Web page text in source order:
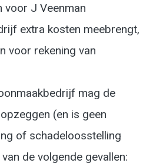
voor J Veenman
extra kosten meebrengt,
voor rekening van
mag de
(en is geen
of schadeloosstelling
de volgende gevallen: